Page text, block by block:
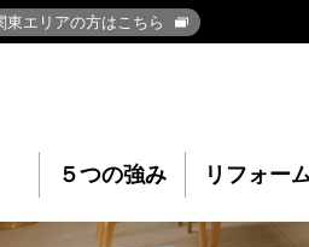
東エリアの方はこちら
５つの強み リフォー